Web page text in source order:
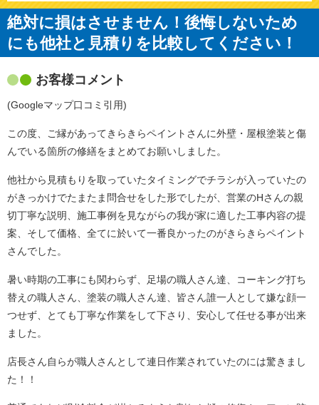
絶対に損はさせません！後悔しないため
にも他社と見積りを比較してください！
お客様コメント
(Googleマップ口コミ引用)
この度、ご縁があってきらきらペイントさんに外壁・屋根塗装と傷
んでいる箇所の修繕をまとめてお願いしました。
他社から見積もりを取っていたタイミングでチラシが入っていたの
がきっかけでたまたま問合せをした形でしたが、営業のHさんの親
切丁寧な説明、施工事例を見ながらの我が家に適した工事内容の提
案、そして価格、全てに於いて一番良かったのがきらきらペイント
さんでした。
暑い時期の工事にも関わらず、足場の職人さん達、コーキング打ち
替えの職人さん、塗装の職人さん達、皆さん誰一人として嫌な顔一
つせず、とても丁寧な作業をして下さり、安心して任せる事が出来
ました。
店長さん自らが職人さんとして連日作業されていたのには驚きまし
た！！